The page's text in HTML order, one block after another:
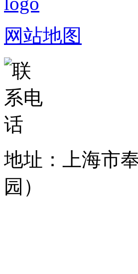
网站地图
地址：上海市
园）